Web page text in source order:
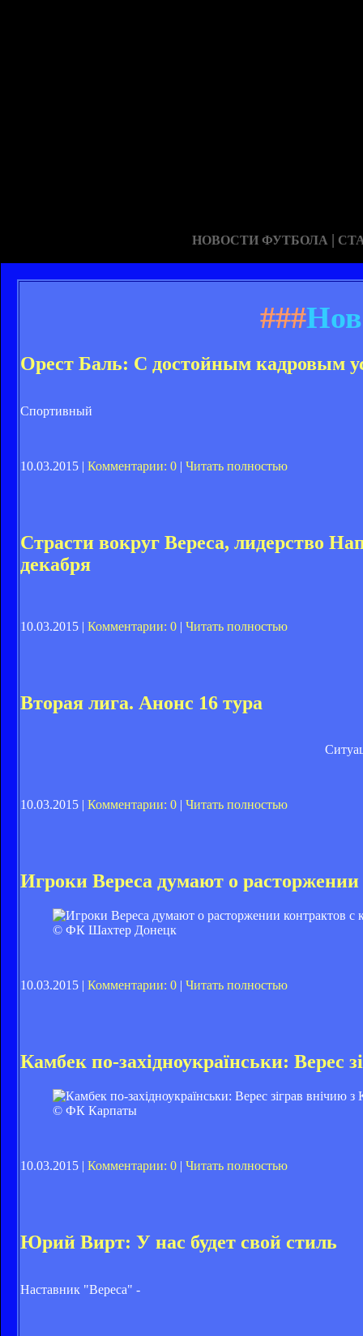
НОВОСТИ ФУТБОЛА |
###
Орест Баль: С достойным кадровым
Спортивный
10.03.2015 | Комментарии: 0 | Читать полностью
Страсти вокруг Вереса, лидерство
декабря
10.03.2015 | Комментарии: 0 | Читать полностью
Вторая лига. Анонс 16 тура
10.03.2015 | Комментарии: 0 | Читать полностью
Игроки Вереса думают о
© ФК Шахтер Донецк
10.03.2015 | Комментарии: 0 | Читать полностью
Камбек по-західноукраїнськи: Верес
© ФК Карпаты
10.03.2015 | Комментарии: 0 | Читать полностью
Юрий Вирт: У нас будет свой стиль
Наставник "Вереса" -